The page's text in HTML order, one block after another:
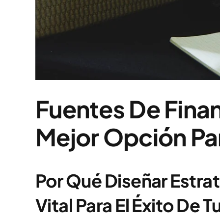
Fuentes De
Mejor Opción
Por Qué Diseñar
Vital Para El Éxito De